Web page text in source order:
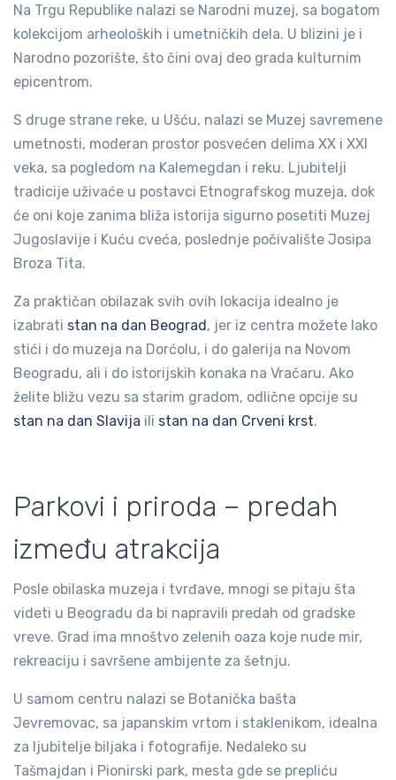
Na Trgu Republike nalazi se Narodni muzej, sa bogatom
kolekcijom arheoloških i umetničkih dela. U blizini je i
Narodno pozorište, što čini ovaj deo grada kulturnim
epicentrom.
S druge strane reke, u Ušću, nalazi se Muzej savremene
umetnosti, moderan prostor posvećen delima XX i XXI
veka, sa pogledom na Kalemegdan i reku. Ljubitelji
tradicije uživaće u postavci Etnografskog muzeja, dok
će oni koje zanima bliža istorija sigurno posetiti Muzej
Jugoslavije i Kuću cveća, poslednje počivalište Josipa
Broza Tita.
Za praktičan obilazak svih ovih lokacija idealno je
izabrati stan na dan Beograd, jer iz centra možete lako
stići i do muzeja na Dorćolu, i do galerija na Novom
Beogradu, ali i do istorijskih konaka na Vračaru. Ako
želite bližu vezu sa starim gradom, odlične opcije su
stan na dan Slavija ili stan na dan Crveni krst.
Parkovi i priroda – predah
između atrakcija
Posle obilaska muzeja i tvrđave, mnogi se pitaju šta
videti u Beogradu da bi napravili predah od gradske
vreve. Grad ima mnoštvo zelenih oaza koje nude mir,
rekreaciju i savršene ambijente za šetnju.
U samom centru nalazi se Botanička bašta
Jevremovac, sa japanskim vrtom i staklenikom, idealna
za ljubitelje biljaka i fotografije. Nedaleko su
Tašmajdan i Pionirski park, mesta gde se prepliću